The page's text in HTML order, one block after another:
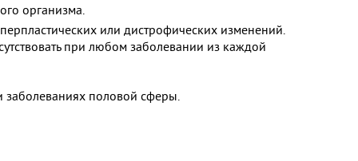
организма.
или дистрофических изменений.
при любом заболевании из каждой
заболеваниях половой сферы.